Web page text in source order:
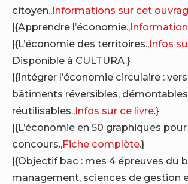
citoyen.,Informations sur cet
|{Apprendre l’économie.,
|{L’économie des territoires.,Infos
Disponible à CULTURA.}
|{Intégrer l’économie circulaire :
bâtiments réversibles,
réutilisables.,Infos sur ce livre.}
|{L’économie en 50 graphiques
concours.,Fiche complète.}
|{Objectif bac : mes 4 épreuves du
management, sciences de gestion